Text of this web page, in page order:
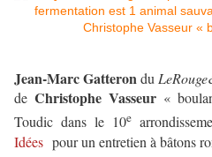
Jean-Marc Gatterondu
de Christophe Vasseur«
Toudic dans le 10e
Idées pour un entretien à bâtons